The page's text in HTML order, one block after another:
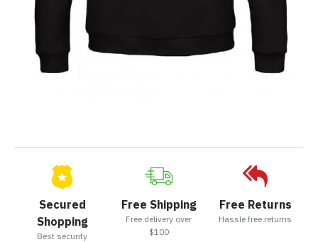
Secured
Shopping
Best security
Free Shipping
Free delivery over
$100
Free Returns
Hassle free returns